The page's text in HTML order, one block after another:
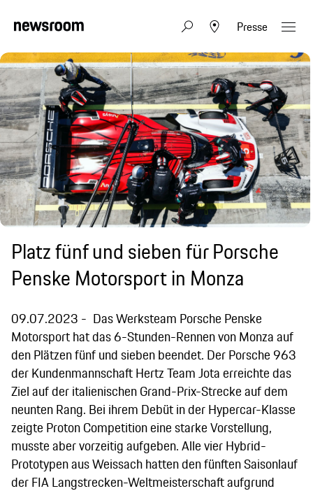
Presse
Platz fünf und sieben für Porsche
Penske Motorsport in Monza
09.07.2023
Das Werksteam Porsche Penske
Motorsport hat das 6-Stunden-Rennen von Monza auf
den Plätzen fünf und sieben beendet. Der Porsche 963
der Kundenmannschaft Hertz Team Jota erreichte das
Ziel auf der italienischen Grand-Prix-Strecke auf dem
neunten Rang. Bei ihrem Debüt in der Hypercar-Klasse
zeigte Proton Competition eine starke Vorstellung,
musste aber vorzeitig aufgeben. Alle vier Hybrid-
Prototypen aus Weissach hatten den fünften Saisonlauf
der FIA Langstrecken-Weltmeisterschaft aufgrund